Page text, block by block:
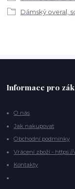
Dámský overal,
Informace pro
O nás
Jak nakupovat
Obchodní podmínky
Vrácení zboží -
Kontakty